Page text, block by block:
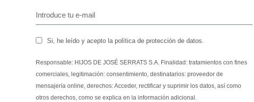
Si, he leído y acepto la política de protección de datos.
Responsable: HIJOS DE JOSÉ SERRATS S.A. Finalidad: tratamientos con fines
comerciales, legitimación: consentimiento, destinatarios: proveedor de
mensajería online, derechos: Acceder, rectificar y suprimir los datos, así como
otros derechos, como se explica en la información adicional.